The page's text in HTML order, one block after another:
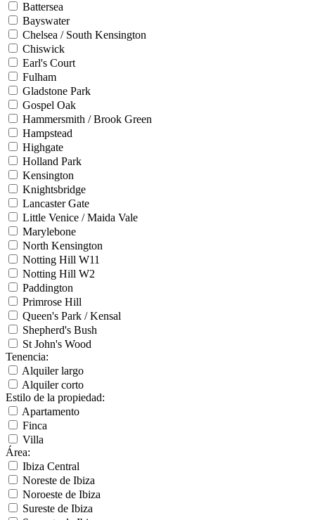
Battersea
Bayswater
Chelsea / South Kensington
Chiswick
Earl's Court
Fulham
Gladstone Park
Gospel Oak
Hammersmith / Brook Green
Hampstead
Highgate
Holland Park
Kensington
Knightsbridge
Lancaster Gate
Little Venice / Maida Vale
Marylebone
North Kensington
Notting Hill W11
Notting Hill W2
Paddington
Primrose Hill
Queen's Park / Kensal
Shepherd's Bush
St John's Wood
Tenencia:
Alquiler largo
Alquiler corto
Estilo de la propiedad:
Apartamento
Finca
Villa
Área:
Ibiza Central
Noreste de Ibiza
Noroeste de Ibiza
Sureste de Ibiza